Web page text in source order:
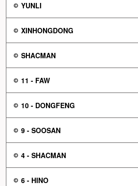
YUNLI
XINHONGDONG
SHACMAN
11 - FAW
10 - DONGFENG
9 - SOOSAN
4 - SHACMAN
6 - HINO